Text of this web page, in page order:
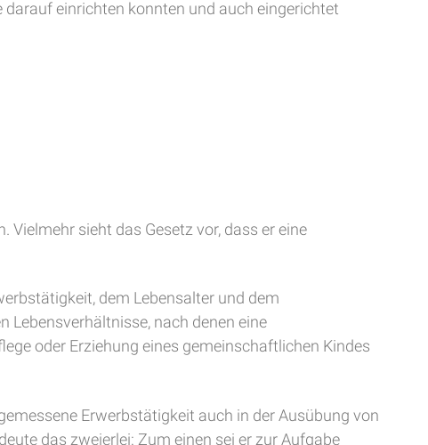
einrichten konnten und auch eingerichtet
sieht das Gesetz vor, dass er eine
dem Lebensalter und dem
Lebensverhältnisse, nach denen eine
oder Erziehung eines gemeinschaftlichen Kindes
Erwerbstätigkeit auch in der Ausübung von
das zweierlei: Zum einen sei er zur Aufgabe